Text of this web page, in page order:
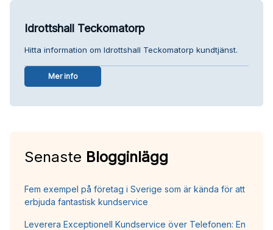
Idrottshall Teckomatorp
Hitta information om Idrottshall Teckomatorp kundtjänst.
Mer info
Senaste Blogginlägg
Fem exempel på företag i Sverige som är kända för att
erbjuda fantastisk kundservice
Leverera Exceptionell Kundservice över Telefonen: En